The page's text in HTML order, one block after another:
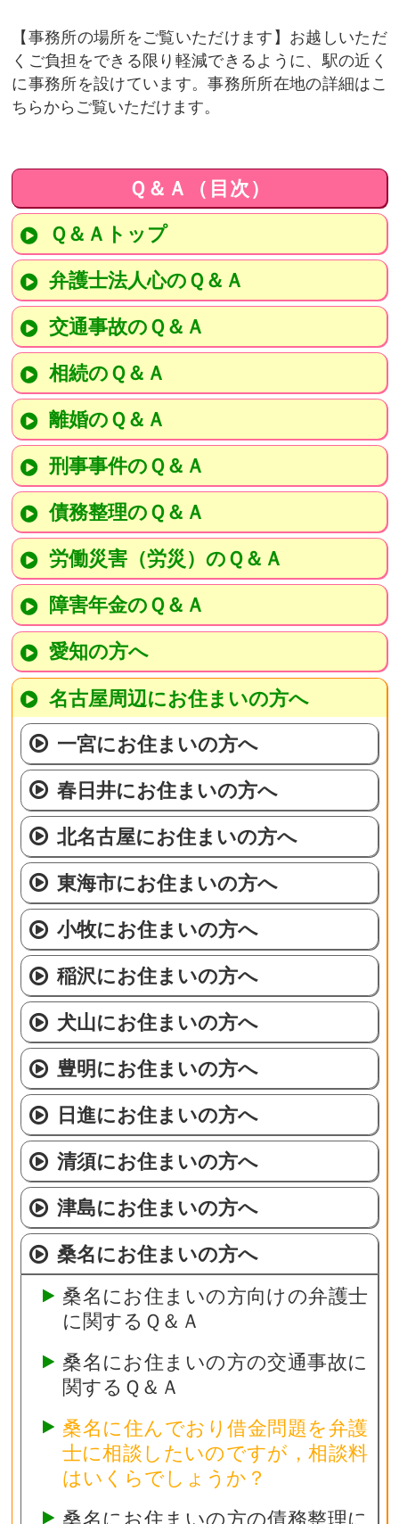
事務所の場所をご覧いただけます
お越しいただ
くご負担をできる限り軽減できるように、駅の近く
に事務所を設けています。事務所所在地の詳細はこ
ちらからご覧いただけます。
Ｑ＆Ａ（目次）
Ｑ＆Ａトップ
弁護士法人心のＱ＆Ａ
交通事故のＱ＆Ａ
相続のＱ＆Ａ
離婚のＱ＆Ａ
刑事事件のＱ＆Ａ
債務整理のＱ＆Ａ
労働災害（労災）のＱ＆Ａ
障害年金のＱ＆Ａ
愛知の方へ
名古屋周辺にお住まいの方へ
一宮にお住まいの方へ
春日井にお住まいの方へ
北名古屋にお住まいの方へ
東海市にお住まいの方へ
小牧にお住まいの方へ
稲沢にお住まいの方へ
犬山にお住まいの方へ
豊明にお住まいの方へ
日進にお住まいの方へ
清須にお住まいの方へ
津島にお住まいの方へ
桑名にお住まいの方へ
桑名にお住まいの方向けの弁護士
に関するＱ＆Ａ
桑名にお住まいの方の交通事故に
関するＱ＆Ａ
桑名に住んでおり借金問題を弁護
士に相談したいのですが，相談料
はいくらでしょうか？
桑名にお住まいの方の債務整理に